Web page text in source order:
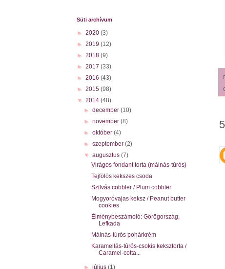
Süti archívum
► 2020 (3)
► 2019 (12)
► 2018 (9)
► 2017 (33)
► 2016 (43)
► 2015 (98)
▼ 2014 (48)
►december(10)
►november(8)
►október(4)
►szeptember(2)
▼augusztus(7)
Virágos fondant torta (málnás-túrós)
Tejfölös kekszes csoda
Szilvás cobbler / Plum cobbler
Mogyoróvajas keksz / Peanut butter
cookies
Élménybeszámoló: Görögország,
Lefkada
Málnás-túrós pohárkrém
Karamellás-túrós-csokis keksztorta /
Caramel-cotta...
►július(1)